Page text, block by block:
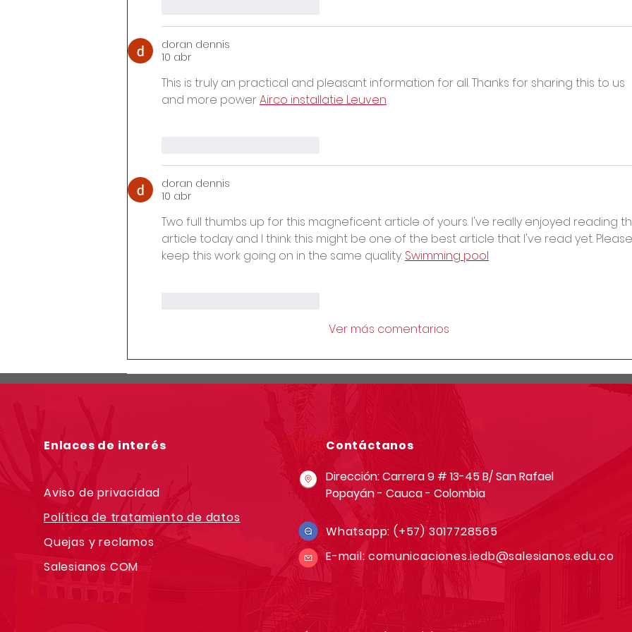
doran dennis
10 abr
This is truly an practical and pleasant information for all. Thanks for sharing this to us
and more power Airco installatie Leuven
doran dennis
10 abr
Two full thumbs up for this magneficent article of yours. I've really enjoyed reading
article today and I think this might be one of the best article that I've read yet.
keep this work going on in the same quality. Swimming pool
Ver más comentarios
Enlaces de interés Contáctanos
Aviso de privacidad
Política de tratamiento de datos
Quejas y reclamos
Salesianos COM
Dirección: Carrera 9 # 13-45 B/ San Rafael
Popayán - Cauca - Colombia
Whatsapp:(+57) 3017728565
E-mail:comunicaciones.iedb@salesianos.edu.co